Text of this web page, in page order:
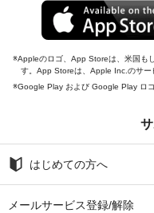
Appleのロゴ、App Storeは、米国も
す。App Storeは、Apple Inc.のサー
Google Play および Google Play ロ
はじめての方へ
メールサービス登録/解除